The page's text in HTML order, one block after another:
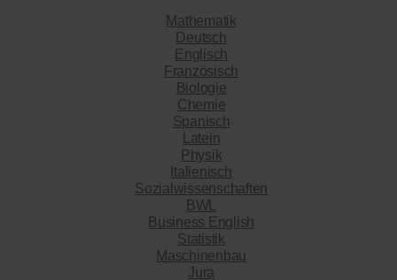
Mathematik
Deutsch
Englisch
Französisch
Biologie
Chemie
Spanisch
Latein
Physik
Italienisch
Sozialwissenschaften
BWL
Business English
Statistik
Maschinenbau
Jura